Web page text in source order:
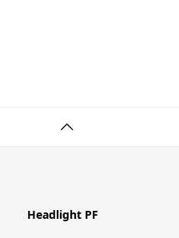
Headlight PF